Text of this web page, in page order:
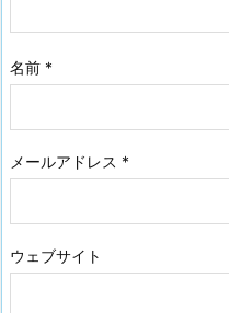
名前 *
メールアドレス *
ウェブサイト